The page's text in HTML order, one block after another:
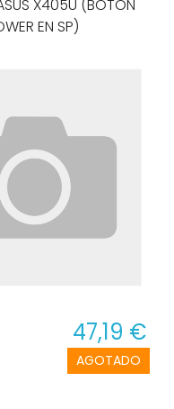
X405U (BOTON
EN SP)
AGOTADO
47,19 €